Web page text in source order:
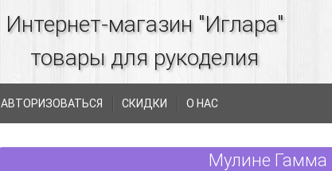
Интернет-магазин "Иглара"
товары для рукоделия
АВТОРИЗОВАТЬСЯ СКИДКИ О НАС
Мулине Гамма